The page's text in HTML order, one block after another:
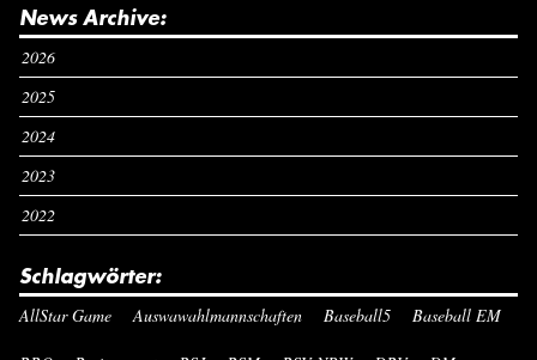
News Archive:
2026
2025
2024
2023
2022
Schlagwörter:
AllStar Game Auswawahlmannschaften Baseball5 Baseball EM